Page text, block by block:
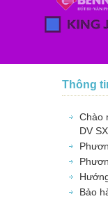
Thông
Chào
DV
Bảo